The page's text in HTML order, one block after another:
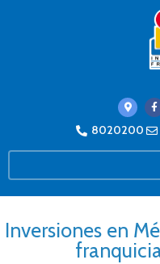
8020200
Inversiones en